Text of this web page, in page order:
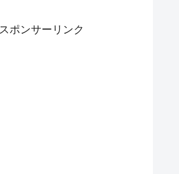
スポンサーリンク